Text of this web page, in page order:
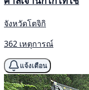
จังหวัดโตจิกิ
362 เหตุการณ์
แจ้งเตือน